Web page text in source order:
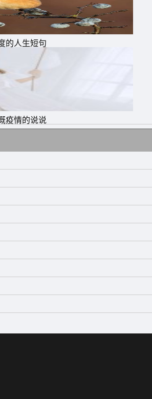
轻人应该有的状态。无奈渐渐有了
底升腾起来的渴望，以及那种始终
梦想，堕落就会生根发芽!时间越长
要停下你的脚步!越努力越幸运，不
康的活着，真诚的爱着，也不失为一
持一份内心的平淡，虽然有些东西
一份谦让，还自己一份心宽。
的人生短句
疫情的说说